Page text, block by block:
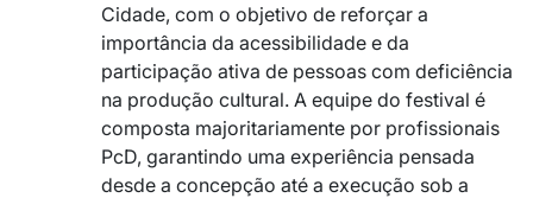
Cidade, com o objetivo de reforçar a
importância da acessibilidade e da
participação ativa de pessoas com deficiência
na produção cultural. A equipe do festival é
composta majoritariamente por profissionais
PcD, garantindo uma experiência pensada
desde a concepção até a execução sob a